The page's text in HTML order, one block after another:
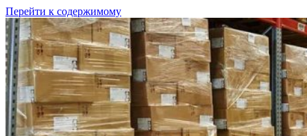
Перейти к содержимому